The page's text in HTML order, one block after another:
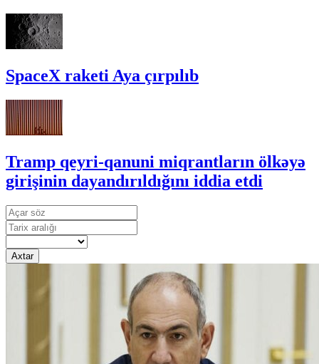
SpaceX raketi Aya çırpılıb
Tramp qeyri-qanuni miqrantların ölkəyə
girişinin dayandırıldığını iddia etdi
Axtar